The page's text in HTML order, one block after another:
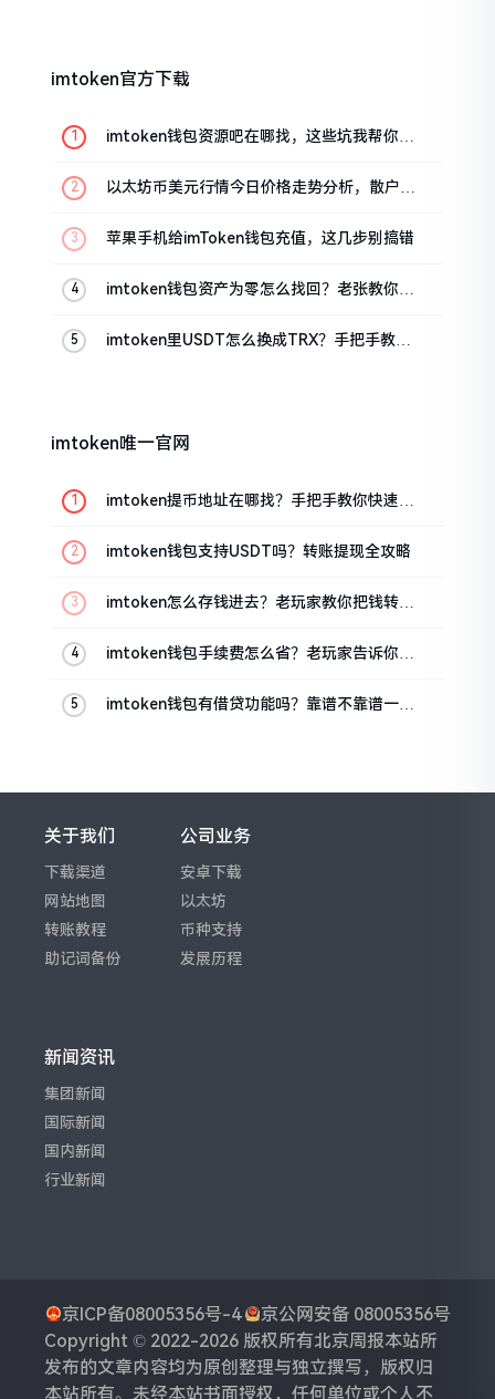
imtoken官方下载
imtoken钱包资源吧在哪找，这些坑我帮你趟
以太坊币美元行情今日价格走势分析，散户如
苹果手机给imToken钱包充值，这几步别搞错
imtoken钱包资产为零怎么找回？老张教你几
imtoken里USDT怎么换成TRX？手把手教你
imtoken唯一官网
imtoken提币地址在哪找？手把手教你快速查
imtoken钱包支持USDT吗？转账提现全攻略
imtoken怎么存钱进去？老玩家教你把钱转进
imtoken钱包手续费怎么省？老玩家告诉你几
imtoken钱包有借贷功能吗？靠谱不靠谱一文
关于我们
下载渠道
网站地图
转账教程
助记词备份
公司业务
安卓下载
以太坊
币种支持
发展历程
新闻资讯
集团新闻
国际新闻
国内新闻
行业新闻
京ICP备08005356号-4
京公网安备 08005356号
Copyright © 2022-2026 版权所有北京周报本站所
发布的文章内容均为原创整理与独立撰写，版权归
本站所有。未经本站书面授权，任何单位或个人不